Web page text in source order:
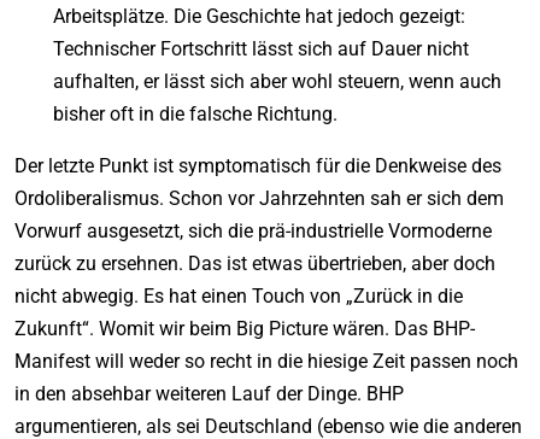
Arbeitsplätze. Die Geschichte hat jedoch gezeigt:
Technischer Fortschritt lässt sich auf Dauer nicht
aufhalten, er lässt sich aber wohl steuern, wenn auch
bisher oft in die falsche Richtung.
Der letzte Punkt ist symptomatisch für die Denkweise des
Ordoliberalismus. Schon vor Jahrzehnten sah er sich dem
Vorwurf ausgesetzt, sich die prä-industrielle Vormoderne
zurück zu ersehnen. Das ist etwas übertrieben, aber doch
nicht abwegig. Es hat einen Touch von „Zurück in die
Zukunft“. Womit wir beim Big Picture wären. Das BHP-
Manifest will weder so recht in die hiesige Zeit passen noch
in den absehbar weiteren Lauf der Dinge. BHP
argumentieren, als sei Deutschland (ebenso wie die anderen